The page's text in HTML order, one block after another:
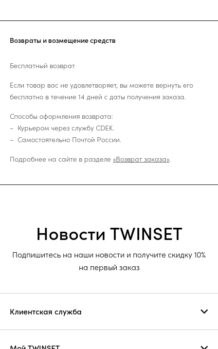
Возвраты и возмещение средств
Бесплатный возврат
Если товар вас не удовлетворяет, вы можете вернуть его
бесплатно в течение 14 дней с даты получения заказа.
Способы оформления возврата:
Курьером через службу CDEK.
Самостоятельно Почтой России.
Подробнее на сайте в разделе «Возврат заказа».
Новости TWINSET
Подпишитесь на наши новости и получите скидку 10%
на первый заказ
Клиентская служба